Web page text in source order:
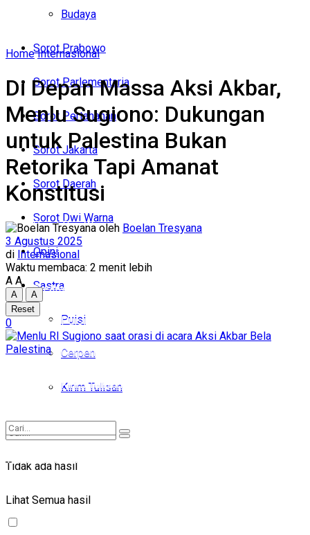
Budaya
Sorot Prabowo
Sorot Parlementaria
Sorot Pertahanan
Sorot Jakarta
Sorot Daerah
Sorot Dwi Warna
Opini
Sastra
Puisi
Cerpen
Kirim Tulisan
Tidak ada hasil
Lihat Semua hasil
Sorot Parlementaria
Sorot Pertahanan
Sorot Jakarta
Sorot Daerah
Sorot Dwi Warna
Opini
Sastra
Puisi
Cerpen
Kirim Tulisan
Tidak ada hasil
Home Internasional
Di Depan Massa Aksi Akbar,
Menlu Sugiono: Dukungan
untuk Palestina Bukan
Retorika Tapi Amanat
Konstitusi
oleh Boelan Tresyana
3 Agustus 2025
di Internasional
Waktu membaca: 2 menit lebih
A A
A
A
Reset
0